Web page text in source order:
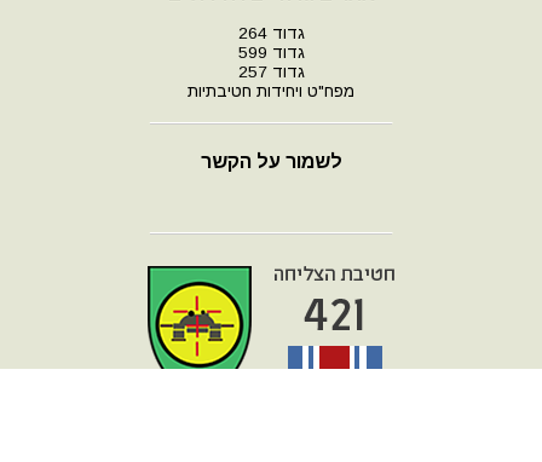
גדוד 264
גדוד 599
גדוד 257
מפח"ט ויחידות חטיבתיות
לשמור על הקשר